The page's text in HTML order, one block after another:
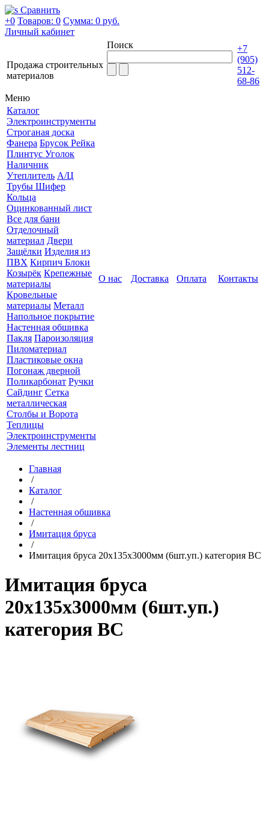
Сравнить
+0 Товаров: 0 Сумма: 0 руб.
Личный кабинет
Продажа строительных
материалов
Поиск
+7
(905)
512-
68-86
Меню
Каталог
Электроинструменты
Строганая доска
Фанера Брусок Рейка
Плинтус Уголок
Наличник
Утеплитель А/Ц
Трубы Шифер
Кольца
Оцинкованный лист
Все для бани
Отделочный
материал Двери
Защёлки Изделия из
ПВХ Кирпич Блоки
Козырёк Крепежные
материалы
Кровельные
материалы Металл
Напольное покрытие
Настенная обшивка
Пакля Пароизоляция
Пиломатериал
Пластиковые окна
Погонаж дверной
Поликарбонат Ручки
Сайдинг Сетка
металлическая
Столбы и Ворота
Теплицы
Электроинструменты
Элементы лестниц
О нас Доставка Оплата Контакты
Главная
/
Каталог
/
Настенная обшивка
/
Имитация бруса
/
Имитация бруса 20х135х3000мм (6шт.уп.) категория BС
Имитация бруса
20х135х3000мм (6шт.уп.)
категория BС